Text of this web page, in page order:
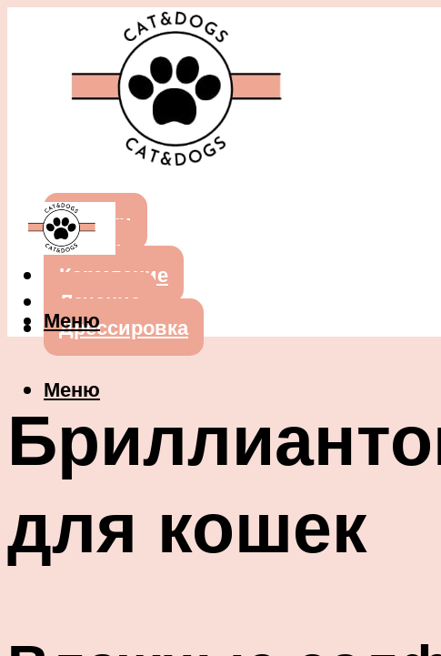
Собаки
Кошки
Кормление
Лечение
Дрессировка
Меню
Меню
для кошек